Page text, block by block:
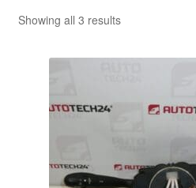
Showing all 3 resultsSorted
latest